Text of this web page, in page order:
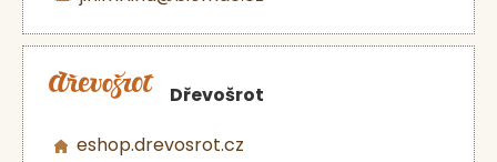
Dřevošrot
eshop.drevosrot.cz